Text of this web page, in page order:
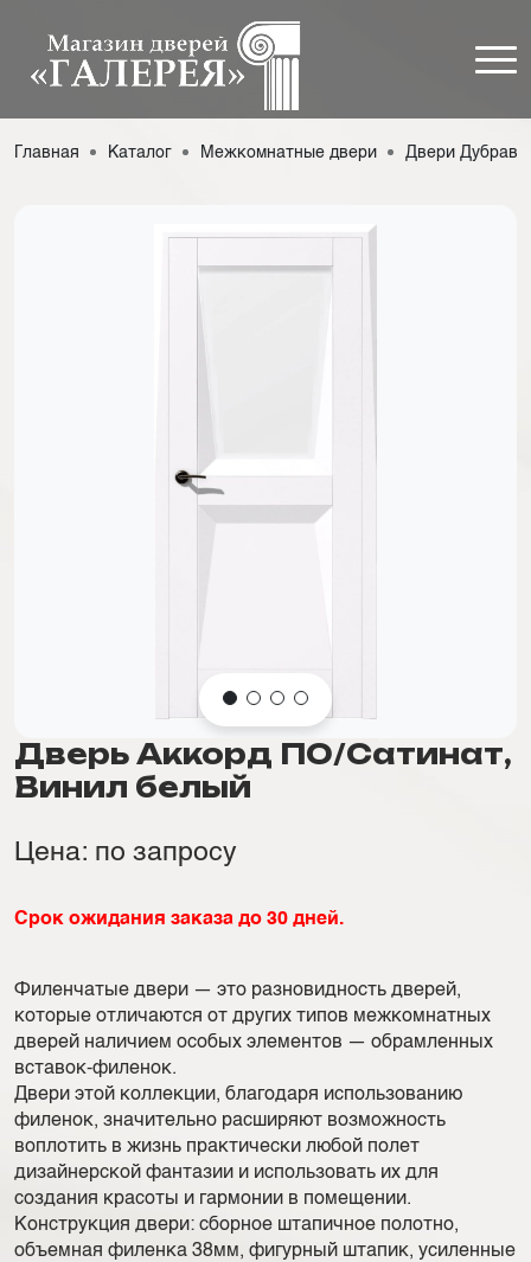
Главная Каталог Межкомнатные двери Двери Дубрава
Дверь Аккорд ПО/Сатинат,
Винил белый
Цена: по запросу
Срок ожидания заказа до 30 дней.
Филенчатые двери — это разновидность дверей,
которые отличаются от других типов межкомнатных
дверей наличием особых элементов — обрамленных
вставок-филенок.
Двери этой коллекции, благодаря использованию
филенок, значительно расширяют возможность
воплотить в жизнь практически любой полет
дизайнерской фантазии и использовать их для
создания красоты и гармонии в помещении.
Конструкция двери: сборное штапичное полотно,
объемная филенка 38мм, фигурный штапик, усиленные